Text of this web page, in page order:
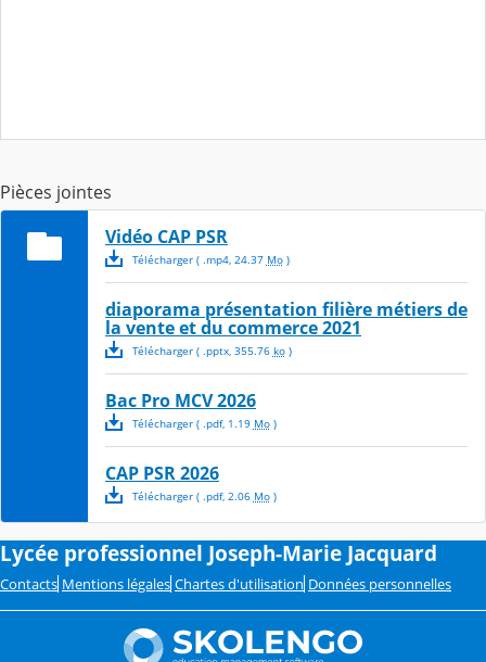
Pièces jointes
Vidéo CAP PSR
Télécharger( .mp4, 24.37 Mo)
diaporama présentation filière métiers de
la vente et du commerce 2021
Télécharger( .pptx, 355.76 ko)
Bac Pro MCV 2026
Télécharger( .pdf, 1.19 Mo)
CAP PSR 2026
Télécharger( .pdf, 2.06 Mo)
Lycée professionnel Joseph-Marie Jacquard
Contacts Mentions légales Chartes d'utilisation Données personnelles